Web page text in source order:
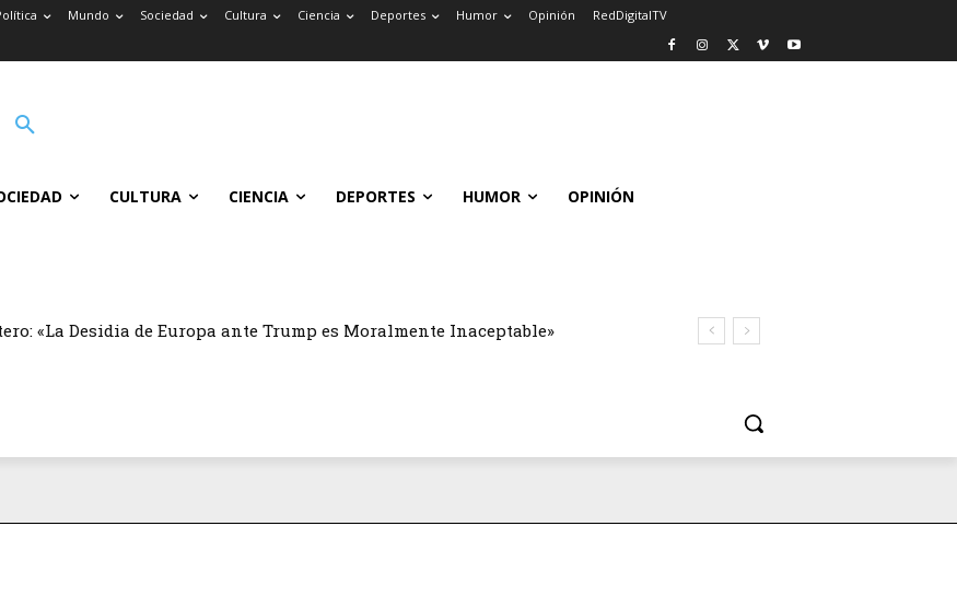
Mundo Sociedad Cultura Ciencia Deportes Humor Opinión RedDigitalTV
CULTURA CIENCIA DEPORTES HUMOR OPINIÓN
«La Desidia de Europa ante Trump es Moralmente Inaceptable»